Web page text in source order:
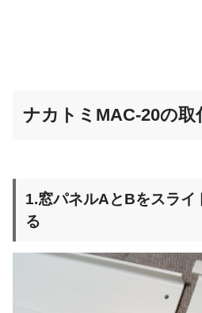
ナカトミMAC-20の取
1.窓パネルAとBをスライ
る